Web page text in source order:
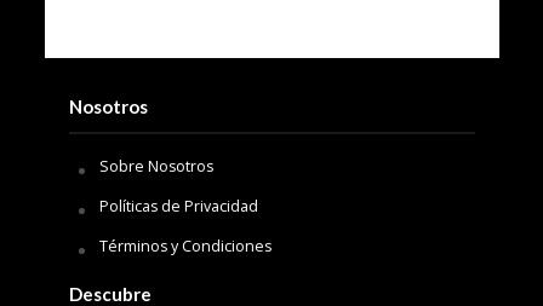
Nosotros
Sobre Nosotros
Políticas de Privacidad
Términos y Condiciones
Descubre